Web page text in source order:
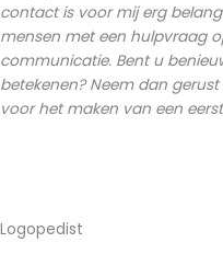
contact is voor mij erg
mensen met een hulpvraag
communicatie. Bent u
betekenen? Neem dan
voor het maken van een
Logopedist